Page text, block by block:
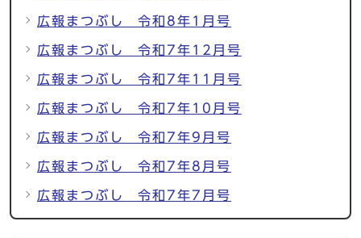
広報まつぶし 令和8年1月号
広報まつぶし 令和7年12月号
広報まつぶし 令和7年11月号
広報まつぶし 令和7年10月号
広報まつぶし 令和7年9月号
広報まつぶし 令和7年8月号
広報まつぶし 令和7年7月号